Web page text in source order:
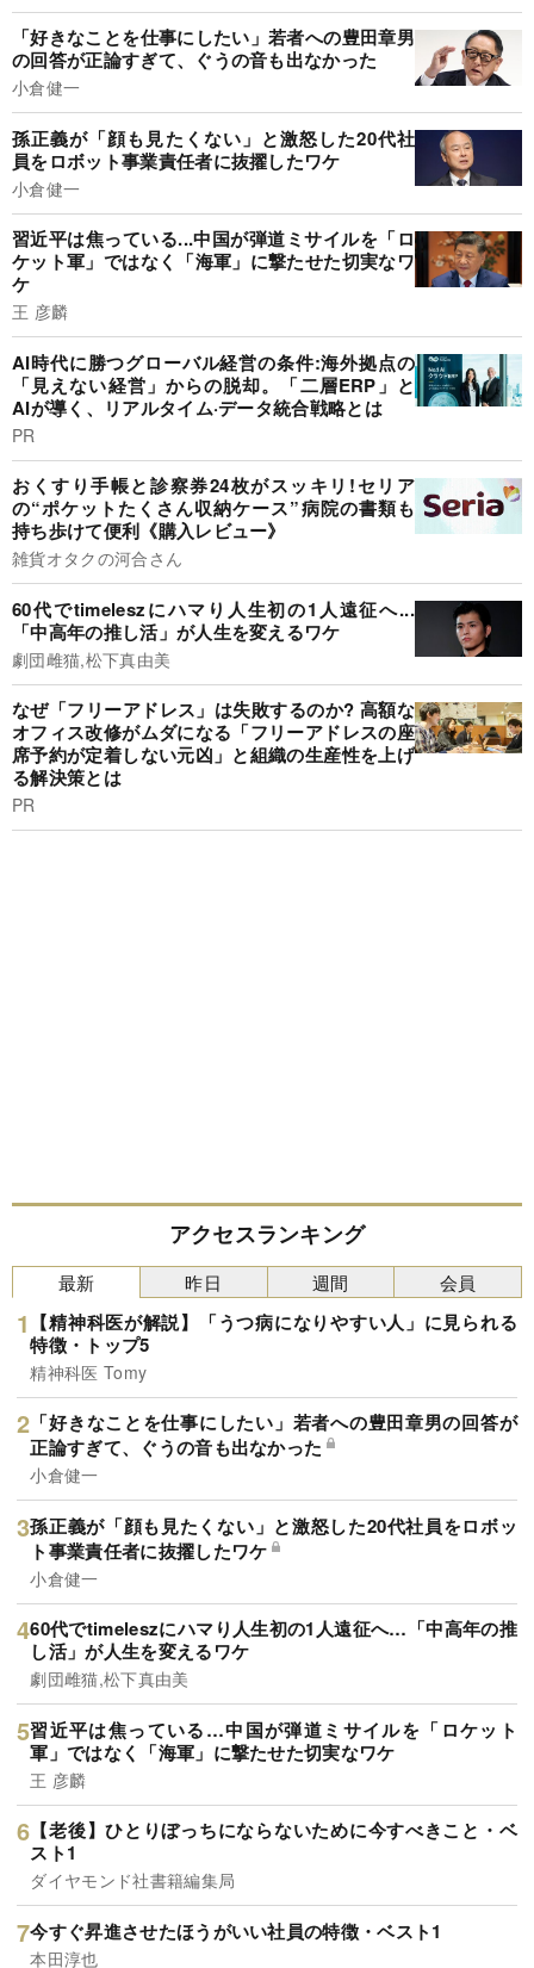
「好きなことを仕事にしたい」若者への豊田章男
の回答が正論すぎて、ぐうの音も出なかった
小倉健一
孫正義が「顔も見たくない」と激怒した20代社
員をロボット事業責任者に抜擢したワケ
小倉健一
習近平は焦っている...中国が弾道ミサイルを「ロ
ケット軍」ではなく「海軍」に撃たせた切実なワ
ケ
王 彦麟
AI時代に勝つグローバル経営の条件:海外拠点の
「見えない経営」からの脱却。「二層ERP」と
AIが導く、リアルタイム·データ統合戦略とは
PR
おくすり手帳と診察券24枚がスッキリ!セリア
の“ポケットたくさん収納ケース”病院の書類も
持ち歩けて便利《購入レビュー》
雑貨オタクの河合さん
60代でtimeleszにハマり人生初の1人遠征へ...
「中高年の推し活」が人生を変えるワケ
劇団雌猫,松下真由美
なぜ「フリーアドレス」は失敗するのか? 高額な
オフィス改修がムダになる「フリーアドレスの座
席予約が定着しない元凶」と組織の生産性を上げ
る解決策とは
PR
アクセスランキング
最新
【精神科医が解説】「うつ病になりやすい人」に見られる
特徴・トップ5
精神科医 Tomy
「好きなことを仕事にしたい」若者への豊田章男の回答が
正論すぎて、ぐうの音も出なかった
小倉健一
孫正義が「顔も見たくない」と激怒した20代社員をロボッ
ト事業責任者に抜擢したワケ
小倉健一
60代でtimeleszにハマり人生初の1人遠征へ…「中高年の推
し活」が人生を変えるワケ
劇団雌猫,松下真由美
習近平は焦っている…中国が弾道ミサイルを「ロケット
軍」ではなく「海軍」に撃たせた切実なワケ
王 彦麟
【老後】ひとりぼっちにならないために今すべきこと・ベ
スト1
ダイヤモンド社書籍編集局
今すぐ昇進させたほうがいい社員の特徴・ベスト1
本田淳也
昨日 週間 会員